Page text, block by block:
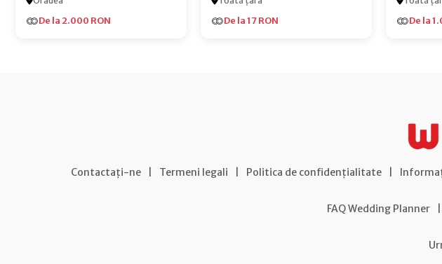
De la 2.000 RON De la 17 RON De la
Contactați-ne Termeni legali Politica de confidențialitate
FAQ Wedding Planner